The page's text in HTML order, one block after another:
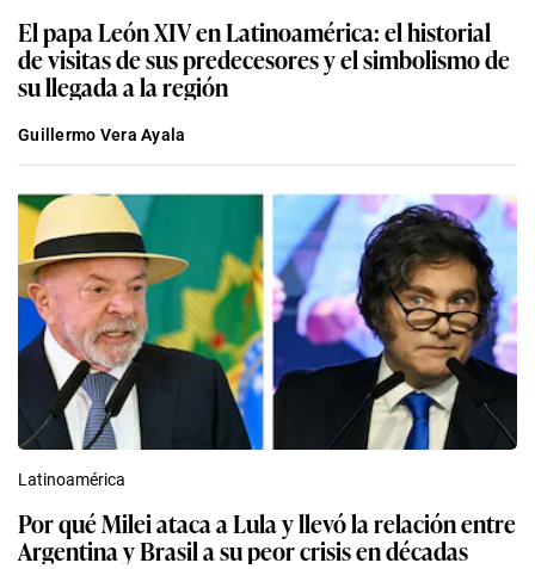
El papa León XIV en Latinoamérica: el historial
de visitas de sus predecesores y el simbolismo de
su llegada a la región
Guillermo Vera Ayala
Latinoamérica
Por qué Milei ataca a Lula y llevó la relación entre
Argentina y Brasil a su peor crisis en décadas